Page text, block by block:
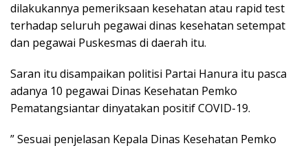
dilakukannya pemeriksaan kesehatan atau rapid test
terhadap seluruh pegawai dinas kesehatan setempat
dan pegawai Puskesmas di daerah itu.
Saran itu disampaikan politisi Partai Hanura itu pasca
adanya 10 pegawai Dinas Kesehatan Pemko
Pematangsiantar dinyatakan positif COVID-19.
” Sesuai penjelasan Kepala Dinas Kesehatan Pemko